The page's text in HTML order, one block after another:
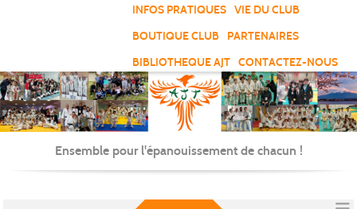
INFOS PRATIQUES
VIE DU CLUB
BOUTIQUE CLUB
PARTENAIRES
BIBLIOTHEQUE AJT
CONTACTEZ-NOUS
Ensemble pour l'épanouissement de chacun !
Panneau de gestion des cookies